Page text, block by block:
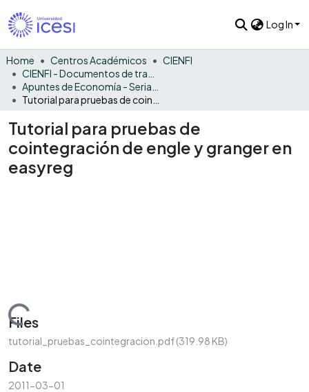
Log In
Home Centros Académicos
CIENFI
Tutorial para pruebas de
cointegración de engle y granger en
easyreg
Loading...
Files
tutorial_pruebas_cointegracion.pdf(319.98 KB)
Date
2011-03-01